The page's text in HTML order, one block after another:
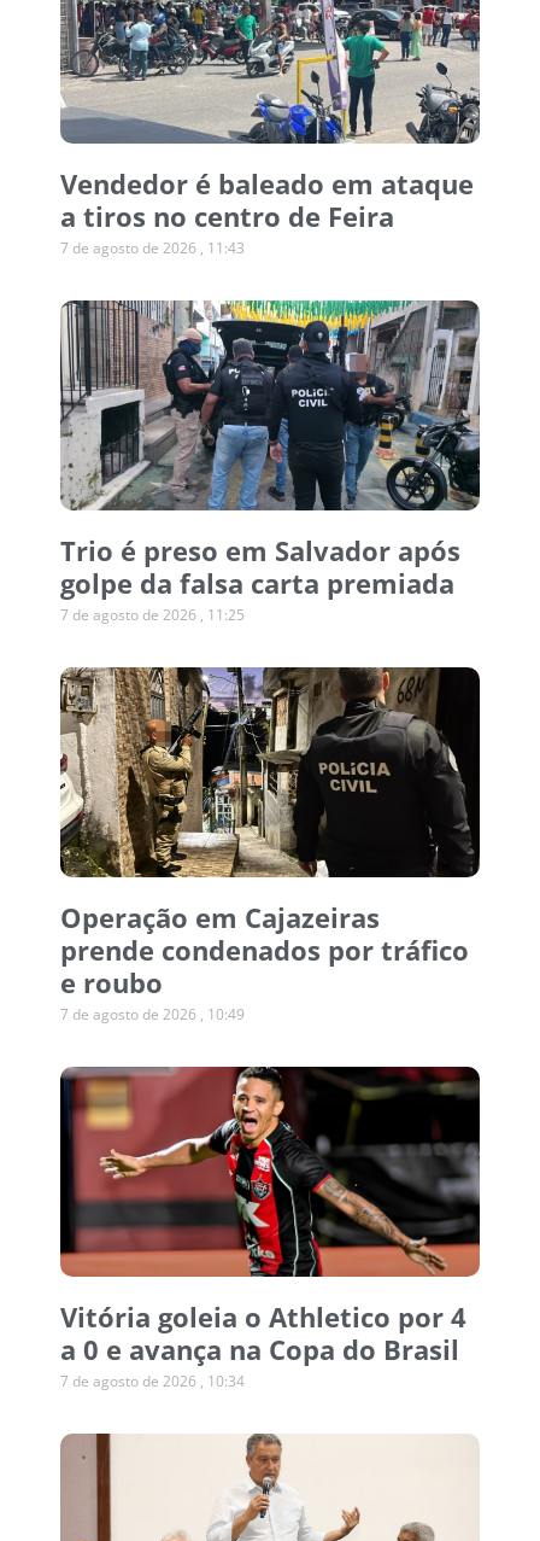
Vendedor é baleado em ataque
a tiros no centro de Feira
7 de agosto de 2026 11:43
Trio é preso em Salvador após
golpe da falsa carta premiada
7 de agosto de 2026 11:25
Operação em Cajazeiras
prende condenados por tráfico
e roubo
7 de agosto de 2026 10:49
Vitória goleia o Athletico por 4
a 0 e avança na Copa do Brasil
7 de agosto de 2026 10:34